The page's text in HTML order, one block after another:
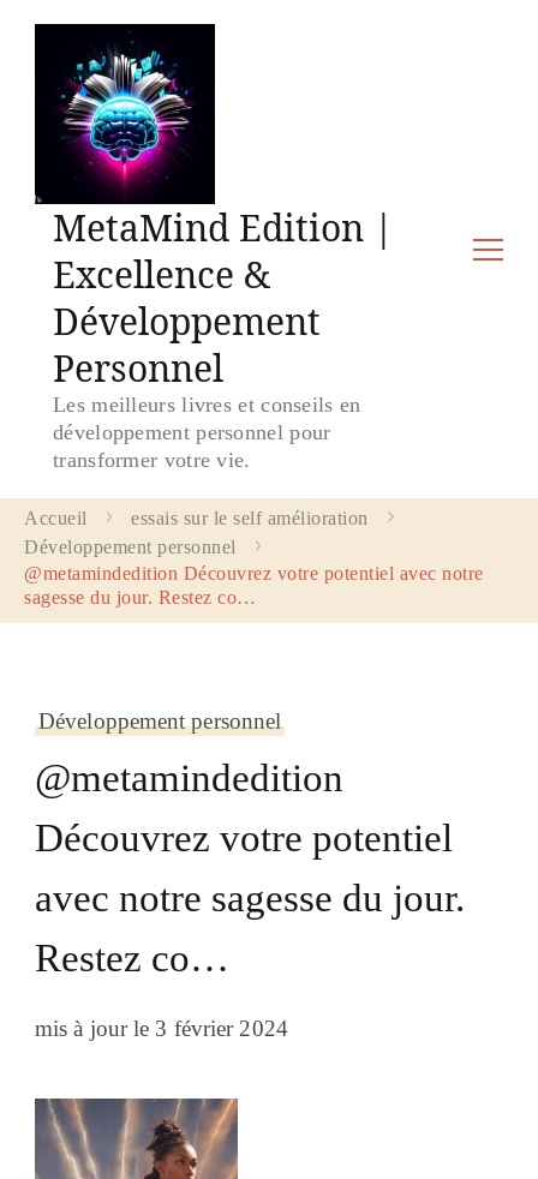
MetaMind Edition |
Excellence &
Développement
Personnel
Les meilleurs livres et conseils en
développement personnel pour
transformer votre vie.
Accueil
essais sur le self amélioration
Développement personnel
@metamindedition Découvrez votre potentiel avec notre
sagesse du jour. Restez co…
Développement personnel
@metamindedition
Découvrez votre potentiel
avec notre sagesse du jour.
Restez co…
mis à jour le 3 février 2024